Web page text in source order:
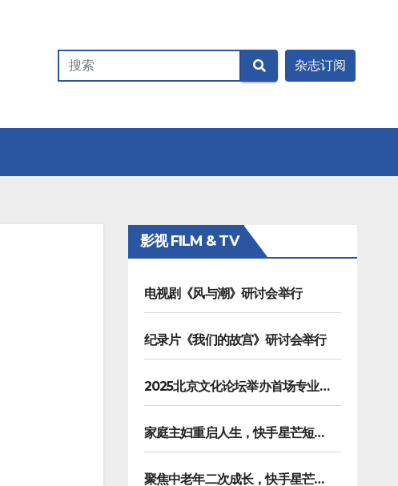
影视 FILM & TV
电视剧《风与潮》研讨会举行
纪录片《我们的故宫》研讨会举行
2025北京文化论坛举办首场专业沙龙，聚焦AI重塑内容生产
家庭主妇重启人生，快手星芒短剧《五十风华》上演中年大女主逆袭
聚焦中老年二次成长，快手星芒短剧《进击的潘叔》诠释银发力量